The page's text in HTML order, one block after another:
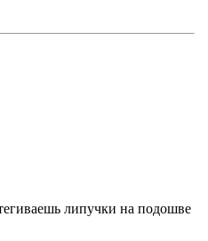
липучки на подошве